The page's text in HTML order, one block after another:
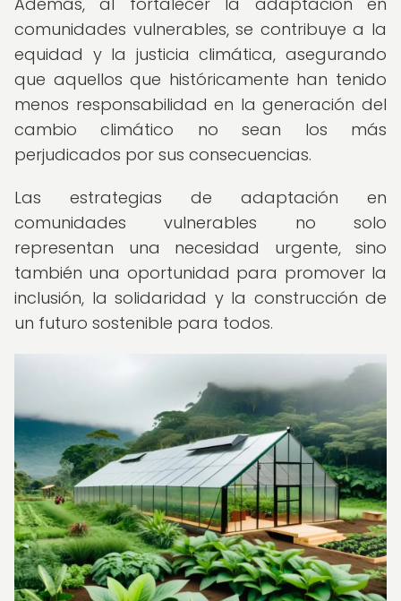
comunidades vulnerables, se contribuye a la
equidad y la justicia climática, asegurando
que aquellos que históricamente han tenido
menos responsabilidad en la generación del
cambio climático no sean los más
perjudicados por sus consecuencias.
Las estrategias de adaptación en
comunidades vulnerables no solo
representan una necesidad urgente, sino
también una oportunidad para promover la
inclusión, la solidaridad y la construcción de
un futuro sostenible para todos.